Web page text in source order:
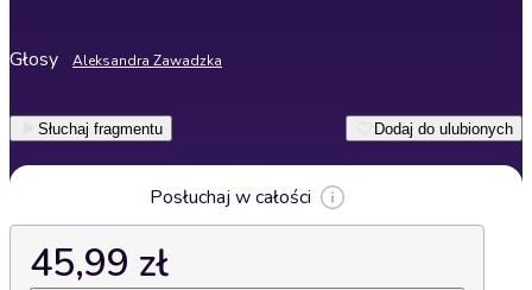
Głosy Aleksandra Zawadzka
Słuchaj fragmentu Dodaj do ulubionych
Posłuchaj w całości
45,99 zł